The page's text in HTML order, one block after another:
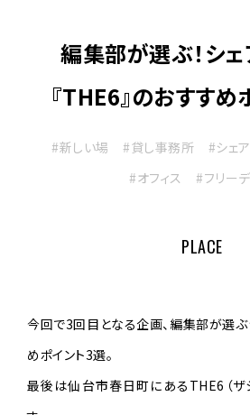
編集部が選ぶ！シェ
『THE6』のおすす
#新しい場 #貸し事務所 #シェ
#オフィス
#フリー
PLACE
今回で3回目となる企画、編集部が選ぶ
めポイント3選。
最後は仙台市春日町にあるTHE6（ザ